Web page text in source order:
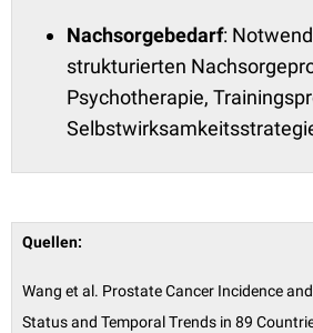
Nachsorgebedarf:
strukturierten
Psychotherapie,
Quellen:
Wang et al. Prostate Cancer Incidence
Status and Temporal Trends in 89